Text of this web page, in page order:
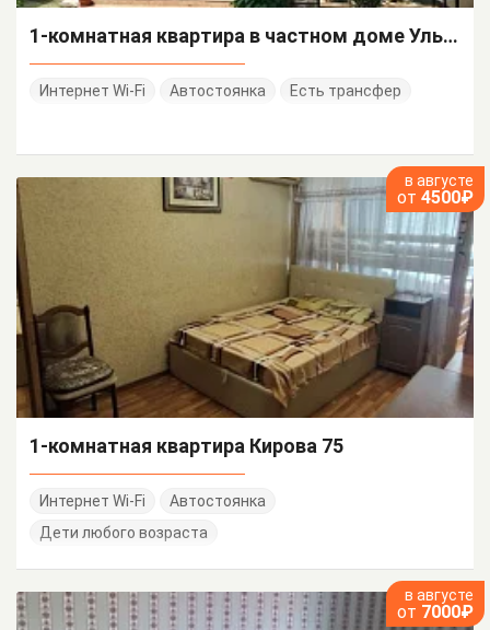
1-комнатная квартира в частном доме Ульянова 19
Интернет Wi-Fi Автостоянка Есть трансфер
в августе
от 4500₽
1-комнатная квартира Кирова 75
Интернет Wi-Fi
Автостоянка
Дети любого возраста
в августе
от 7000₽